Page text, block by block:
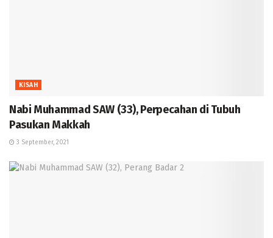
KISAH
Nabi Muhammad SAW (33), Perpecahan di Tubuh
Pasukan Makkah
3 September, 2021